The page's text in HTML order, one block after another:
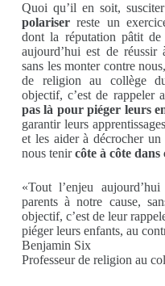
Quoi qu’il en soit,
polariserreste un
dont la réputation pâtit de
aujourd’hui est de
sans les monter contre
de religion au collège
objectif, c’est de rappeler
pas là pour piéger leurs
garantir leurs
et les aider à décrocher
nous tenircôte à côte dans
«Tout l’enjeu
parents à notre cause,
objectif, c’est de leur
piéger leurs enfants, au
Benjamin Six
Professeur de religion au